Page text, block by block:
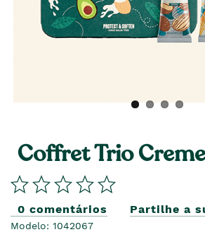
Coffret Trio
0 comentários Partilhe a
Modelo: 1042067